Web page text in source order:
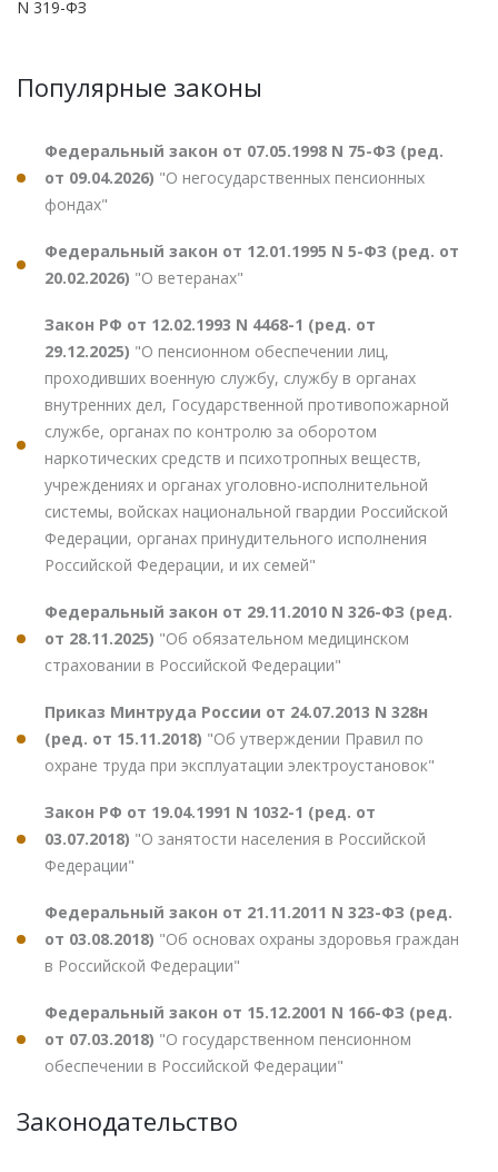
N 319-ФЗ
Популярные законы
Федеральный закон от 07.05.1998 N 75-ФЗ (ред.
от 09.04.2026) "О негосударственных пенсионных
фондах"
Федеральный закон от 12.01.1995 N 5-ФЗ (ред. от
20.02.2026) "О ветеранах"
Закон РФ от 12.02.1993 N 4468-1 (ред. от
29.12.2025) "О пенсионном обеспечении лиц,
проходивших военную службу, службу в органах
внутренних дел, Государственной противопожарной
службе, органах по контролю за оборотом
наркотических средств и психотропных веществ,
учреждениях и органах уголовно-исполнительной
системы, войсках национальной гвардии Российской
Федерации, органах принудительного исполнения
Российской Федерации, и их семей"
Федеральный закон от 29.11.2010 N 326-ФЗ (ред.
от 28.11.2025) "Об обязательном медицинском
страховании в Российской Федерации"
Приказ Минтруда России от 24.07.2013 N 328н
(ред. от 15.11.2018) "Об утверждении Правил по
охране труда при эксплуатации электроустановок"
Закон РФ от 19.04.1991 N 1032-1 (ред. от
03.07.2018) "О занятости населения в Российской
Федерации"
Федеральный закон от 21.11.2011 N 323-ФЗ (ред.
от 03.08.2018) "Об основах охраны здоровья граждан
в Российской Федерации"
Федеральный закон от 15.12.2001 N 166-ФЗ (ред.
от 07.03.2018) "О государственном пенсионном
обеспечении в Российской Федерации"
Законодательство